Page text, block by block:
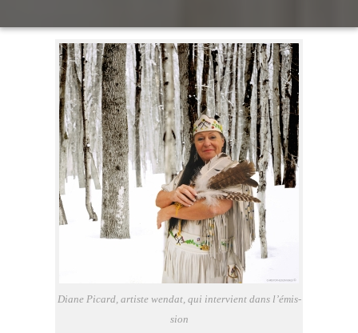
Diane Picard, artiste wen­dat, qui inter­vient dans l’é­mis­
sion